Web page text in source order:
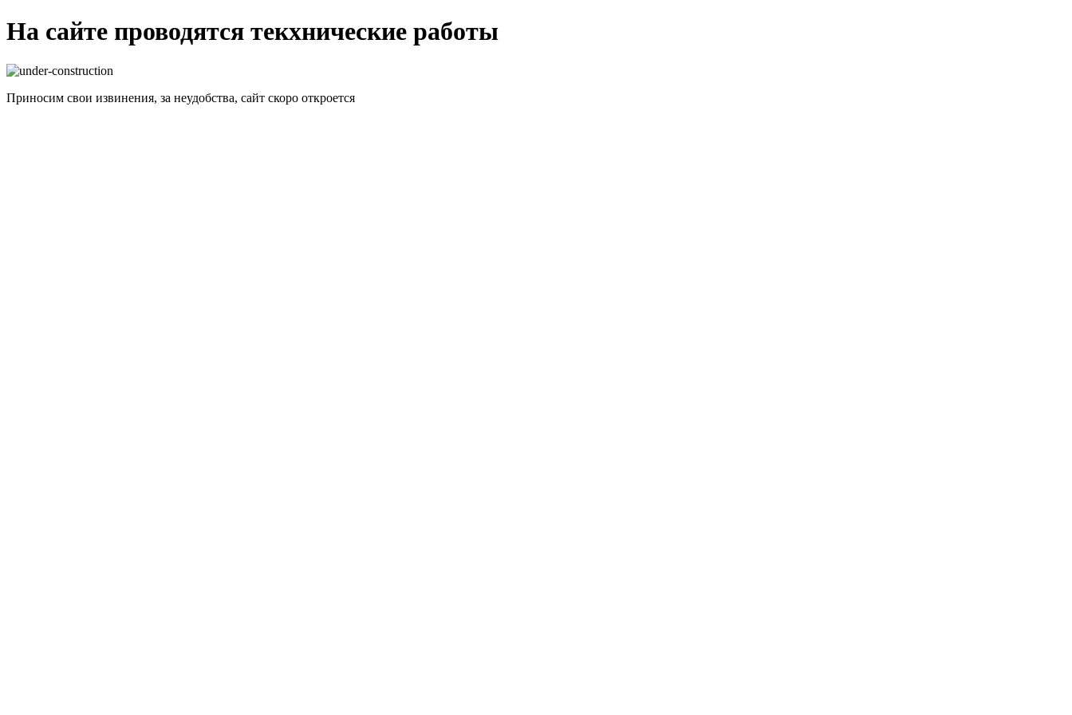
На сайте проводятся текхнические работы
Приносим свои извинения, за неудобства, сайт скоро откроется